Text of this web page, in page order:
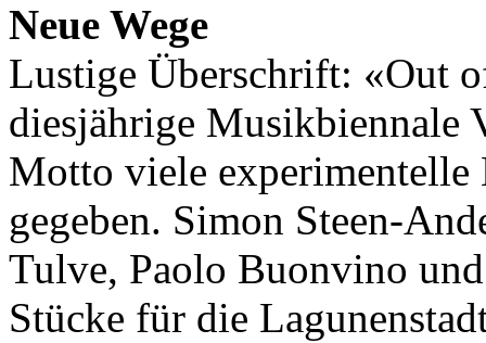
Neue Wege
Lustige Überschrift: «Out
diesjährige Musikbiennale
Motto viele
gegeben. Simon Steen-
Tulve, Paolo Buonvino
Stücke für die